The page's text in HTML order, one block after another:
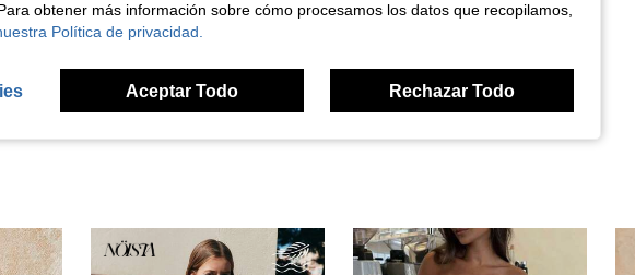
obtener más información sobre cómo procesamos los datos que recopilamos,
Política de privacidad.
Aceptar Todo Rechazar Todo